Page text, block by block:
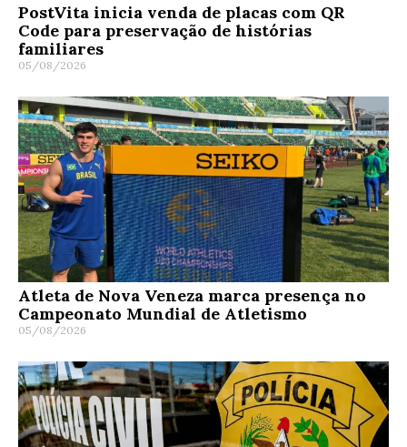
PostVita inicia venda de placas com QR
Code para preservação de histórias
familiares
05/08/2026
Atleta de Nova Veneza marca presença no
Campeonato Mundial de Atletismo
05/08/2026